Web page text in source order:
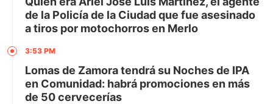
de la Policía de la Ciudad que fue asesinado
a tiros por motochorros en Merlo
3:53 PM
Lomas de Zamora tendrá su Noches de IPA
en Comunidad: habrá promociones en más
de 50 cervecerías